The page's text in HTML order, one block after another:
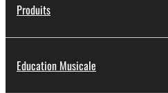
Produits
Education Musicale